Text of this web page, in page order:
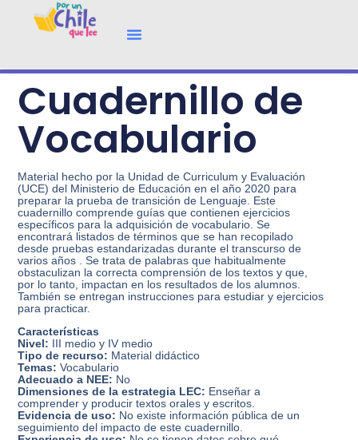
Cuadernillo de
Vocabulario
Material hecho por la Unidad de Curriculum y Evaluación
(UCE) del Ministerio de Educación en el año 2020 para
preparar la prueba de transición de Lenguaje. Este
cuadernillo comprende guías que contienen ejercicios
específicos para la adquisición de vocabulario. Se
encontrará listados de términos que se han recopilado
desde pruebas estandarizadas durante el transcurso de
varios años . Se trata de palabras que habitualmente
obstaculizan la correcta comprensión de los textos y que,
por lo tanto, impactan en los resultados de los alumnos.
También se entregan instrucciones para estudiar y ejercicios
para practicar.
Características
Nivel: III medio y IV medio
Tipo de recurso: Material didáctico
Temas: Vocabulario
Adecuado a NEE: No
Dimensiones de la estrategia LEC: Enseñar a
comprender y producir textos orales y escritos.
Evidencia de uso: No existe información pública de un
seguimiento del impacto de este cuadernillo.